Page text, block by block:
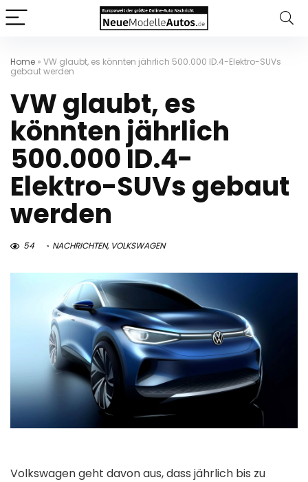
Home » VW glaubt, es könnten jährlich 500.000 ID.4-Elektro-SUVs
gebaut werden
VW glaubt, es
könnten jährlich
500.000 ID.4-
Elektro-SUVs gebaut
werden
54 NACHRICHTEN, VOLKSWAGEN
Volkswagen geht davon aus, dass jährlich bis zu